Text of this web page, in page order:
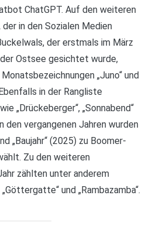
ChatGPT. Auf den weiteren
in den Sozialen Medien
der erstmals im März
Ostsee gesichtet wurde,
„Juno“ und
in der Rangliste
„Drückeberger“, „Sonnabend“
den vergangenen Jahren wurden
„Baujahr“ (2025) zu Boomer-
Zu den weiteren
zählten unter anderem
und „Rambazamba“.